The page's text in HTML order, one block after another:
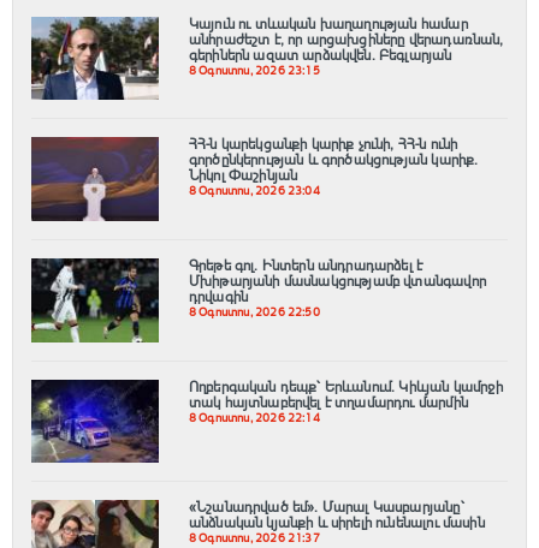
Կայուն ու տևական խաղաղության համար
անհրաժեշտ է, որ արցախցիները վերադառնան,
գերիներն ազատ արձակվեն․ Բեգլարյան
8 Օգոստոս, 2026 23:15
ՀՀ-ն կարեկցանքի կարիք չունի, ՀՀ-ն ունի
գործընկերության և գործակցության կարիք․
Նիկոլ Փաշինյան
8 Օգոստոս, 2026 23:04
Գրեթե գոլ. Ինտերն անդրադարձել է
Մխիթարյանի մասնակցությամբ վտանգավոր
դրվագին
8 Օգոստոս, 2026 22:50
Ողբերգական դեպք՝ Երևանում․ Կիևյան կամրջի
տակ հայտնաբերվել է տղամարդու մարմին
8 Օգոստոս, 2026 22:14
«Նշանադրված եմ». Մարալ Կասբարյանը՝
անձնական կյանքի և սիրելի ունենալու մասին
8 Օգոստոս, 2026 21:37